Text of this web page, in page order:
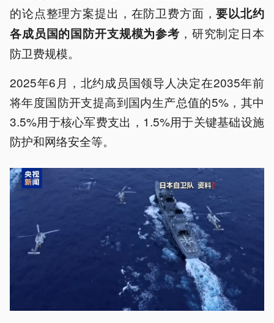
的论点整理方案提出，在防卫费方面，要以北约
各成员国的国防开支规模为参考 ，研究制定日本
防卫费规模。
2025年6月，北约成员国领导人决定在2035年前
将年度国防开支提高到国内生产总值的5%，其中
3.5%用于核心军费支出，1.5%用于关键基础设施
防护和网络安全等。